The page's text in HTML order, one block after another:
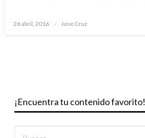
Publicado
26 abril, 2016 Jose Cruz
¡Encuentra tu contenido favorito!